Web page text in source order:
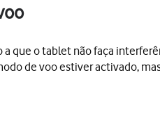
que o tablet não faça
de voo estiver activado,